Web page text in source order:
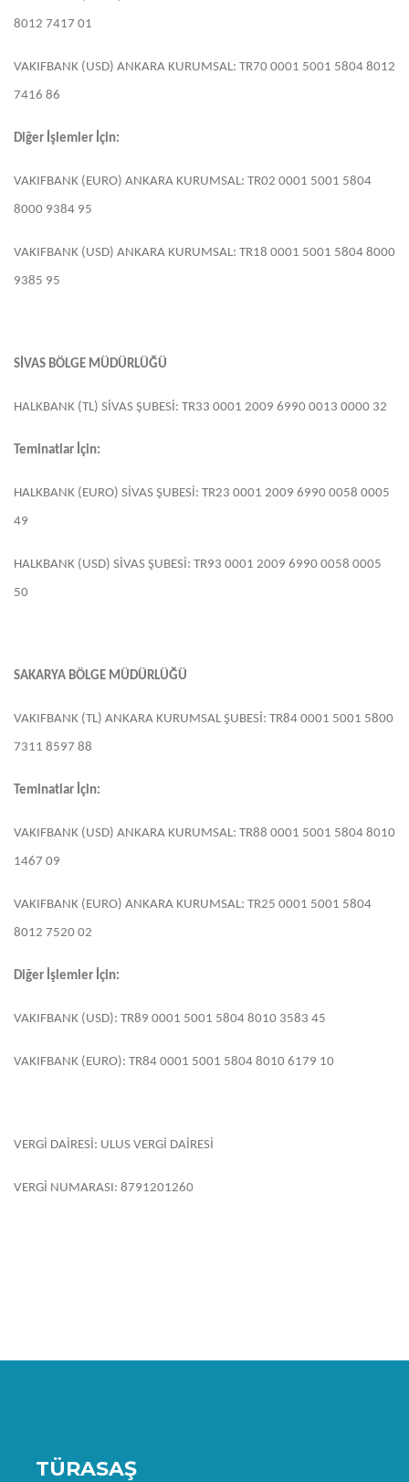
8012 7417 01
VAKIFBANK (USD) ANKARA KURUMSAL: TR70 0001 5001 5804 8012
7416 86
Diğer İşlemler İçin:
VAKIFBANK (EURO) ANKARA KURUMSAL: TR02 0001 5001 5804
8000 9384 95
VAKIFBANK (USD) ANKARA KURUMSAL: TR18 0001 5001 5804 8000
9385 95
SİVAS BÖLGE MÜDÜRLÜĞÜ
HALKBANK (TL) SİVAS ŞUBESİ: TR33 0001 2009 6990 0013 0000 32
Teminatlar İçin:
HALKBANK (EURO) SİVAS ŞUBESİ: TR23 0001 2009 6990 0058 0005
49
HALKBANK (USD) SİVAS ŞUBESİ: TR93 0001 2009 6990 0058 0005
50
SAKARYA BÖLGE MÜDÜRLÜĞÜ
VAKIFBANK (TL) ANKARA KURUMSAL ŞUBESİ: TR84 0001 5001 5800
7311 8597 88
Teminatlar İçin:
VAKIFBANK (USD) ANKARA KURUMSAL: TR88 0001 5001 5804 8010
1467 09
VAKIFBANK (EURO) ANKARA KURUMSAL: TR25 0001 5001 5804
8012 7520 02
Diğer İşlemler İçin:
VAKIFBANK (USD): TR89 0001 5001 5804 8010 3583 45
VAKIFBANK (EURO): TR84 0001 5001 5804 8010 6179 10
VERGİ DAİRESİ: ULUS VERGİ DAİRESİ
VERGİ NUMARASI: 8791201260
TÜRASAŞ